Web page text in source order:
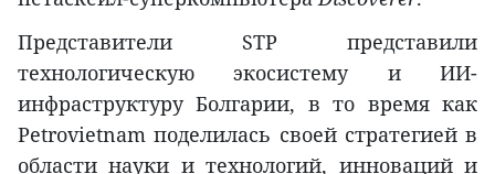
Представители STP представили
технологическую экосистему и ИИ-
инфраструктуру Болгарии, в то время как
Petrovietnam поделилась своей стратегией в
области науки и технологий, инноваций и